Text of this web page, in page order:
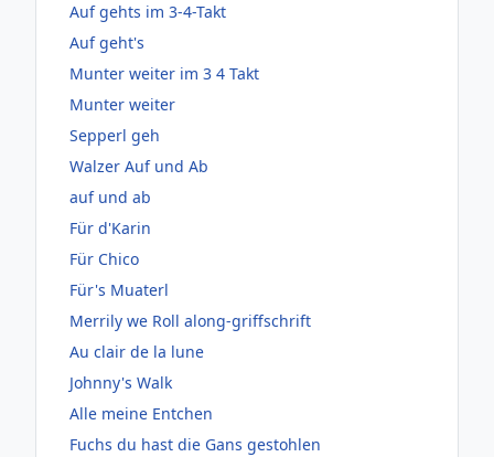
Auf gehts im 3-4-Takt
Auf geht's
Munter weiter im 3 4 Takt
Munter weiter
Sepperl geh
Walzer Auf und Ab
auf und ab
Für d'Karin
Für Chico
Für's Muaterl
Merrily we Roll along-griffschrift
Au clair de la lune
Johnny's Walk
Alle meine Entchen
Fuchs du hast die Gans gestohlen